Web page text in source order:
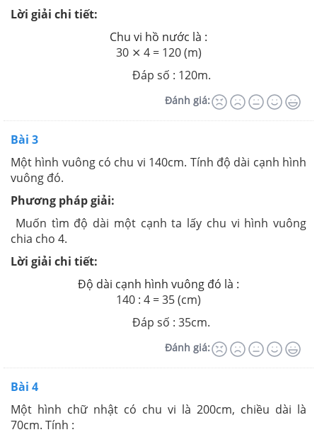
Lời giải chi tiết:
Chu vi hồ nước là :
30 ⨯ 4 = 120 (m)
Đáp số : 120m.
Đánh giá:
Bài 3
Một hình vuông có chu vi 140cm. Tính độ dài cạnh hình
vuông đó.
Phương pháp giải:
Muốn tìm độ dài một cạnh ta lấy chu vi hình vuông
chia cho 4.
Lời giải chi tiết:
Độ dài cạnh hình vuông đó là :
140 : 4 = 35 (cm)
Đáp số : 35cm.
Đánh giá:
Bài 4
Một hình chữ nhật có chu vi là 200cm, chiều dài là
70cm. Tính :